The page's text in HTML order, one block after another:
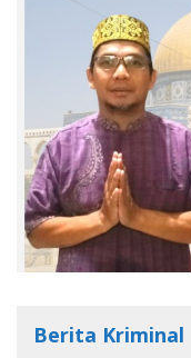
Berita Kriminal